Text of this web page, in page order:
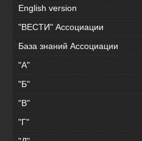
English version
"ВЕСТИ" Ассоциации
База знаний Ассоциации
"А"
"Б"
"В"
"Г"